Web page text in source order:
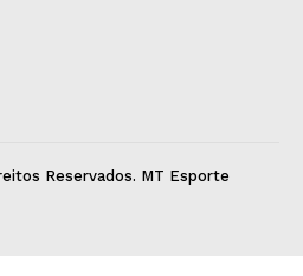
Reservados. MT Esporte